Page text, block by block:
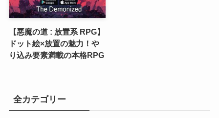
【悪魔の道 : 放置系 RPG】
ドット絵×放置の魅力！や
り込み要素満載の本格RPG
全カテゴリー